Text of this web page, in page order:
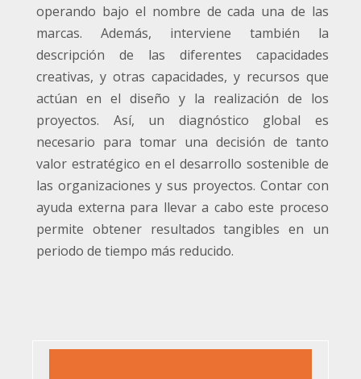
operando bajo el nombre de cada una de las
marcas. Además, interviene también la
descripción de las diferentes capacidades
creativas, y otras capacidades, y recursos que
actúan en el diseño y la realización de los
proyectos. Así, un diagnóstico global es
necesario para tomar una decisión de tanto
valor estratégico en el desarrollo sostenible de
las organizaciones y sus proyectos. Contar con
ayuda externa para llevar a cabo este proceso
permite obtener resultados tangibles en un
periodo de tiempo más reducido.